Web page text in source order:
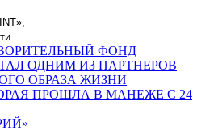
ФОНД
ОДНИМ ИЗ ПАРТНЕРОВ
ОБРАЗА ЖИЗНИ
ПРОШЛА В МАНЕЖЕ С 24